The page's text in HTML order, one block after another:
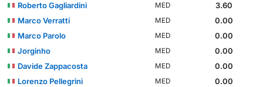
Roberto Gagliardini MED
3.60
Marco Verratti
MED
0.00
Marco Parolo
MED
0.00
Jorginho
MED
0.00
Davide Zappacosta
MED
0.00
Lorenzo Pellegrini
MED
0.00